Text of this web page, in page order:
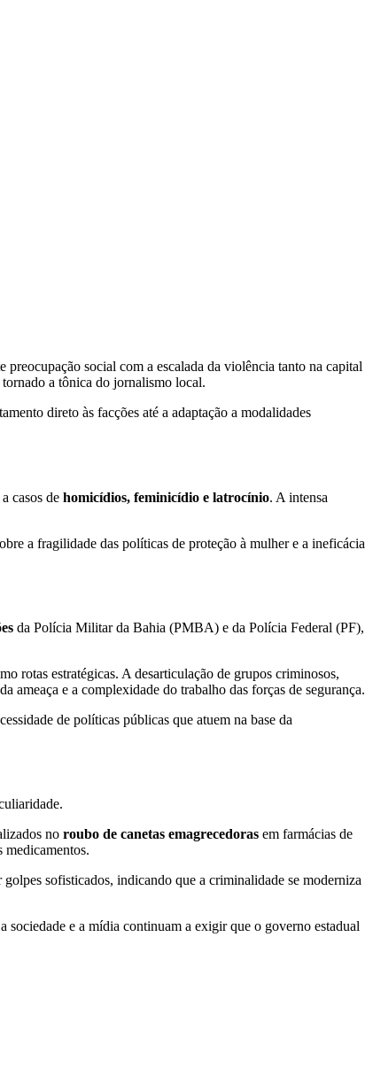
preocupação social com a escalada da violência tanto na capital
a tônica do jornalismo local.
direto às facções até a adaptação a modalidades
casos de homicídios, feminicídio e latrocínio. A intensa
a fragilidade das políticas de proteção à mulher e a ineficácia
da Polícia Militar da Bahia (PMBA) e da Polícia Federal (PF),
rotas estratégicas. A desarticulação de grupos criminosos,
ameaça e a complexidade do trabalho das forças de segurança.
de políticas públicas que atuem na base da
no roubo de canetas emagrecedoras em farmácias de
medicamentos.
sofisticados, indicando que a criminalidade se moderniza
sociedade e a mídia continuam a exigir que o governo estadual